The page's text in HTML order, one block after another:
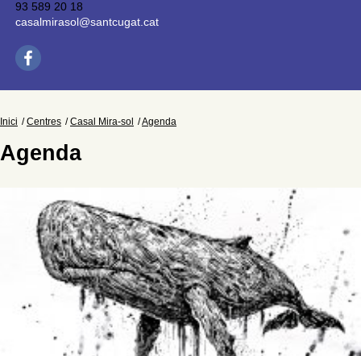
93 589 20 18
casalmirasol@santcugat.cat
Inici Centres Casal Mira-sol Agenda
Agenda